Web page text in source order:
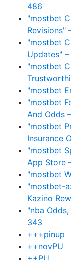
486
"mostbet
Revisions"
"mostbet
Updates" –
"mostbet
"mostbet
"mostbet
And Odds
"mostbet
Insurance
"‎mostbet
App Store
"mostbet
"mostbet-
Kazino
"nba
343
+++pinup
++novPU
++PU